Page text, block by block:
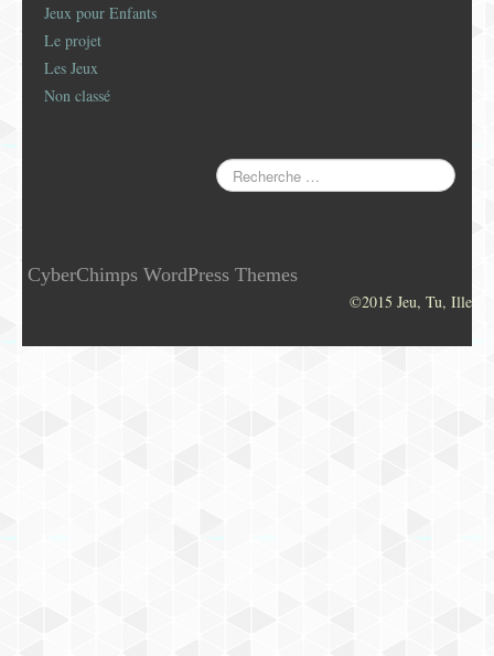
Jeux pour Enfants
Le projet
Les Jeux
Non classé
CyberChimps WordPress Themes
©2015 Jeu, Tu, Ille